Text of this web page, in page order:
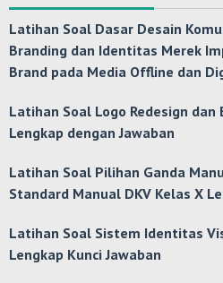
Latihan Soal Dasar Desain
Branding dan Identitas Merek
Brand pada Media Offline dan
Latihan Soal Logo Redesign dan
Lengkap dengan Jawaban
Latihan Soal Pilihan Ganda
Standard Manual DKV Kelas X
Latihan Soal Sistem Identitas
Lengkap Kunci Jawaban